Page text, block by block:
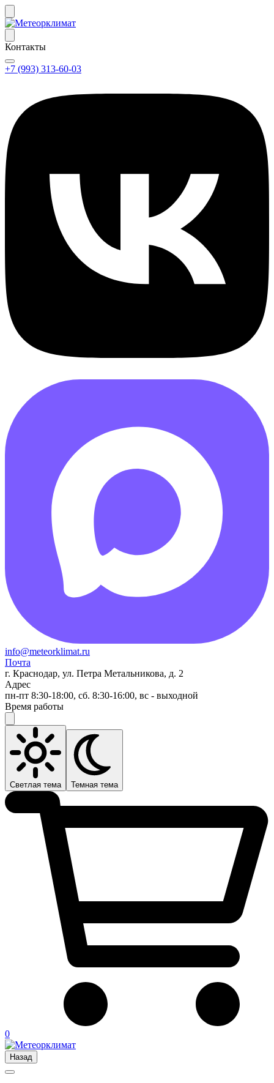
Контакты
+7 (993) 313-60-03
info@meteorklimat.ru
Почта
г. Краснодар, ул. Петра Метальникова, д. 2
Адрес
пн-пт 8:30-18:00, сб. 8:30-16:00, вс - выходной
Время работы
Светлая тема Темная тема
0
Назад